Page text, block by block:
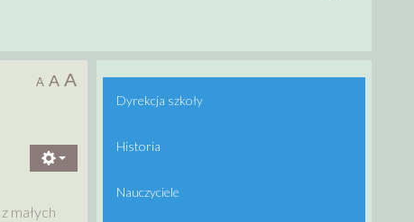
A A A
małych
Dyrekcja szkoły
Historia
Nauczyciele